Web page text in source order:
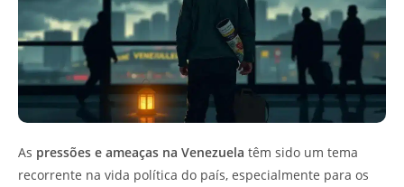
As pressões e ameaças na Venezuela têm sido um tema
recorrente na vida política do país, especialmente para os